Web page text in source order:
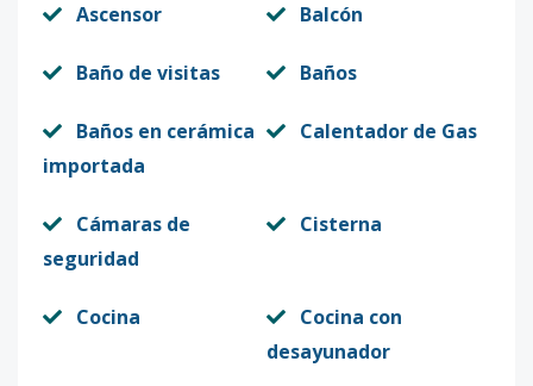
Ascensor Balcón
Baño de visitas Baños
Baños en cerámica
importada
Calentador de Gas
Cámaras de
seguridad
Cisterna
Cocina
Cocina con
desayunador